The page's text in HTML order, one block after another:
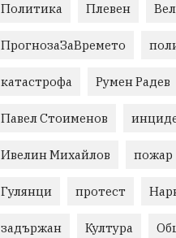
Политика Плевен
ПрогнозаЗаВремето
катастрофа Румен Радев
Павел Стоименов
Ивелин Михайлов пожар
Гулянци протест
задържан Култура